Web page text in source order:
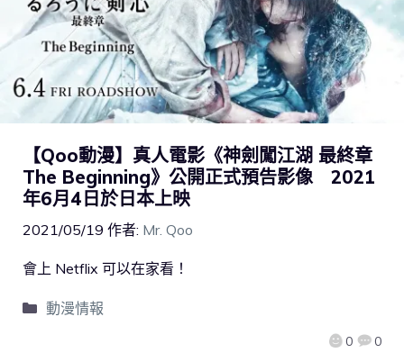
【Qoo動漫】真人電影《神劍闖江湖 最終章
The Beginning》公開正式預告影像 2021
年6月4日於日本上映
2021/05/19 作者: Mr. Qoo
0 0
會上 Netflix 可以在家看！
動漫情報